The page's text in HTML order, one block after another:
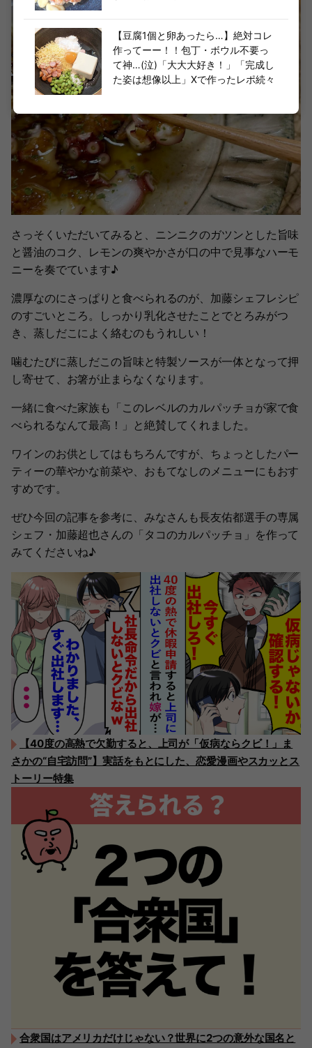
さっそくいただいてみると、ニンニクのガツンとした旨味
と醤油のコク、レモンの爽やかさが口の中で見事なハーモ
ニーを奏でています♪
濃厚なのにさっぱりと食べられるのが、加藤シェフレシピ
のすごいところ。しっかり乳化させたことでとろみがつ
き、蒸しだこによく絡むのもうれしい！
噛むたびに蒸しだこの旨味と特製ソースが一体となって押
し寄せて、お箸が止まらなくなります。
一緒に食べた家族も「このレベルのカルパッチョが家で食
べられるなんて最高！」と絶賛してくれました。
ワインのお供としてはもちろんですが、ちょっとしたパー
ティーの華やかな前菜や、おもてなしのメニューにもおす
すめです。
ぜひ今回の記事を参考に、みなさんも長友佑都選手の専属
シェフ・加藤超也さんの「タコのカルパッチョ」を作って
みてくださいね♪
【40度の高熱で欠勤すると、上司が「仮病ならクビ！」ま
さかの“自宅訪問”】実話をもとにした、恋愛漫画やスカッとス
トーリー特集
合衆国はアメリカだけじゃない？世界に2つの意外な国名と
【豆腐1個と卵あったら…】絶対コレ
作ってーー！！包丁・ボウル不要っ
て神…(泣)「大大大好き！」「完成し
た姿は想像以上」Xで作ったレポ続々